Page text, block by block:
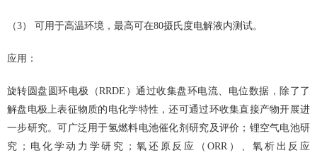
（3） 可用于高温环境，最高可在80摄氏度电解液内测试。
应用：
旋转圆盘圆环电极（RRDE ）通过收集盘环电流、电位数据，除了了
解盘电极上表征物质的电化学特性，还可通过环收集直接产物开展进
一步研究。可广泛用于氢燃料电池催化剂研究及评价；锂空气电池研
究；电化学动力学研究；氧还原反应（ORR）、氧析出反应